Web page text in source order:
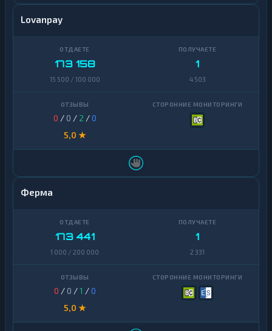
Lovanpay
173 158
15 500 / 100 000
1
4 503
0 / 0 / 2 /0
5,0 ★
Ферма
173 441
1 000 / 200 000
1
2 331
0 / 0 /1 /0
5,0 ★